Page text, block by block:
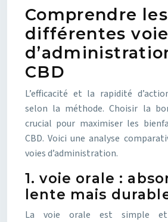
Comprendre les
différentes
CBD
L’efficacité et la rapidité
selon la méthode. Choisir la
crucial pour maximiser les
CBD. Voici une analyse
voies d’administration.
1. voie orale :
lente mais
La voie orale est simple et